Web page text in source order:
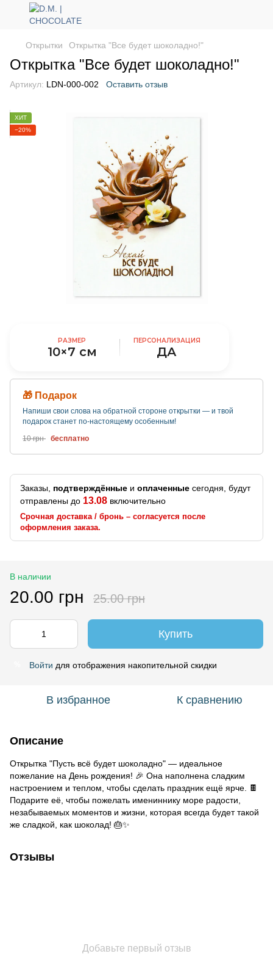
Открытки Открытка "Все будет шоколадно!"
Открытка "Все будет шоколадно!"
Артикул: LDN-000-002 Оставить отзыв
ХИТ
−20%
РАЗМЕР
10×7 см
ПЕРСОНАЛИЗАЦИЯ
ДА
🎁 Подарок
Напиши свои слова на обратной стороне открытки — и твой
подарок станет по-настоящему особенным!
10 грн бесплатно
Заказы, подтверждённые и оплаченные сегодня, будут
отправлены до 13.08 включительно
Срочная доставка / бронь – согласуется после
оформления заказа.
В наличии
20.00 грн 25.00 грн
Купить
Войти для отображения накопительной скидки
В избранное К сравнению
Описание
Открытка "Пусть всё будет шоколадно" — идеальное
пожелание на День рождения! 🎉 Она наполнена сладким
настроением и теплом, чтобы сделать праздник ещё ярче. 🍫
Подарите её, чтобы пожелать имениннику море радости,
незабываемых моментов и жизни, которая всегда будет такой
же сладкой, как шоколад! 🎂✨
Отзывы
Добавьте первый отзыв